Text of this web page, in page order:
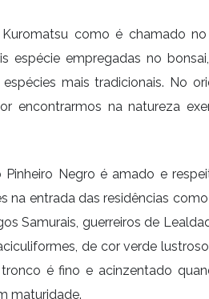
como é chamado
espécie empregadas no
mais tradicionais. No
encontrarmos na natureza
Pinheiro Negro é amado e
na entrada das residências
Samurais, guerreiros de
de cor verde
é fino e acinzentado
maturidade.